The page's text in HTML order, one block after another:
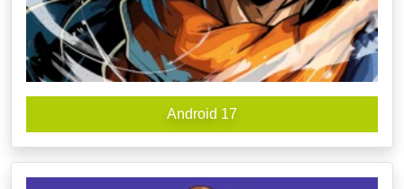
Android 17